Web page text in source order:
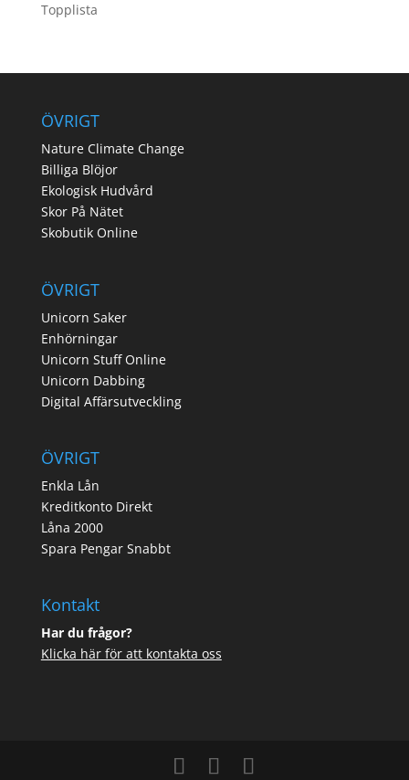
Topplista
ÖVRIGT
Nature Climate Change
Billiga Blöjor
Ekologisk Hudvård
Skor På Nätet
Skobutik Online
ÖVRIGT
Unicorn Saker
Enhörningar
Unicorn Stuff Online
Unicorn Dabbing
Digital Affärsutveckling
ÖVRIGT
Enkla Lån
Kreditkonto Direkt
Låna 2000
Spara Pengar Snabbt
Kontakt
Har du frågor?
Klicka här för att kontakta oss